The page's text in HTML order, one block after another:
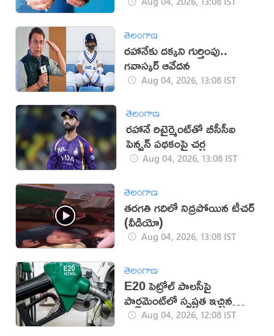
తెలంగాణ
రహానేకు దక్కని గుర్తింపు..
గవాస్కర్ ఆవేదన
Aug 04, 2026, 13:08 IST
తెలంగాణ
రహానే రిటైర్మెంట్‌తో బీసీసీఐ
పెన్షన్ పథకంపై చర్చ
Aug 04, 2026, 13:08 IST
తెలంగాణ
తరగతి గదిలో నిద్రపోయిన టీచర్
(వీడియో)
Aug 04, 2026, 13:08 IST
తెలంగాణ
E20 పెట్రోల్ పాలసీపై
పార్లమెంట్‌లో స్పష్టత ఇచ్చిన
కేంద్రంAug 04, 2026, 12:08 IST